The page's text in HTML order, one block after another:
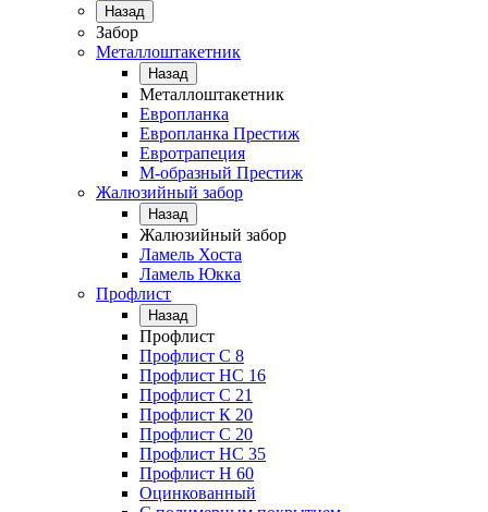
Назад
Забор
Металлоштакетник
Назад
Металлоштакетник
Европланка
Европланка Престиж
Евротрапеция
М-образный Престиж
Жалюзийный забор
Назад
Жалюзийный забор
Ламель Хоста
Ламель Юкка
Профлист
Назад
Профлист
Профлист С 8
Профлист НС 16
Профлист C 21
Профлист К 20
Профлист С 20
Профлист НС 35
Профлист Н 60
Оцинкованный